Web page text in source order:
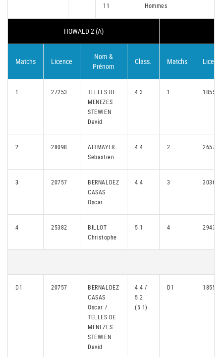
11
Hommes
HOWALD 2 (A)
Matchs Licence
Nom &
Prénom
Class. Matchs
1 27253
TELLES DE
MENEZES
STEWIEN
David
4.3 1 18559
2 28098
ALTMAYER
Sebastien
4.4 2 26572
3 20757
BERNALDEZ
CASAS
Oscar
4.4 3 30364
4 25382
BILLOT
Christophe
5.1 4 29432
D1 20757
BERNALDEZ
CASAS
Oscar /
TELLES DE
MENEZES
STEWIEN
David
4.4 /
5.2
(5.1)
D1 18559